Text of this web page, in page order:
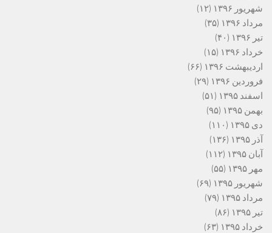
شهریور ۱۳۹۶
(۱۲)
مرداد ۱۳۹۶
(۳۵)
تیر ۱۳۹۶
(۴۰)
خرداد ۱۳۹۶
(۱۵)
اردیبهشت ۱۳۹۶
(۶۶)
فروردین ۱۳۹۶
(۲۹)
اسفند ۱۳۹۵
(۵۱)
بهمن ۱۳۹۵
(۹۵)
دی ۱۳۹۵
(۱۱۰)
آذر ۱۳۹۵
(۱۳۶)
آبان ۱۳۹۵
(۱۱۲)
مهر ۱۳۹۵
(۵۵)
شهریور ۱۳۹۵
(۶۹)
مرداد ۱۳۹۵
(۷۹)
تیر ۱۳۹۵
(۸۶)
خرداد ۱۳۹۵
(۶۳)